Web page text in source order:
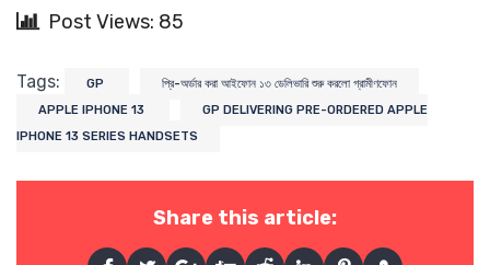
Post Views: 85
Tags: GP
প্রি-অর্ডার করা আইফোন ১৩ ডেলিভারি শুরু করলো গ্রামীণফোন
APPLE IPHONE 13
GP DELIVERING PRE-ORDERED APPLE
IPHONE 13 SERIES HANDSETS
Share this article: